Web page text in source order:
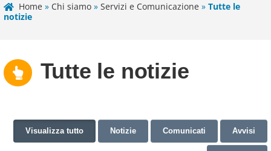
Home » Chi siamo » Servizi e Comunicazione » Tutte le
notizie
Tutte le notizie
Visualizza tutto Notizie Comunicati Avvisi